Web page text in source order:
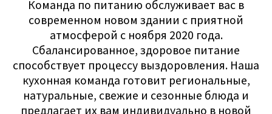
Meiringen и ответит на любые вопросы,
касающиеся вашего пребывания в
клинике. В любое время вы можете
записаться на онлайн-консультацию с
одним из опытных психологов, чтобы
обсудить вопросы, касающиеся вашего
здоровья или программы реабилитации.